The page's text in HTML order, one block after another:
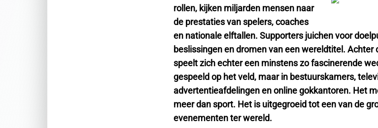
rollen, kijken miljarden mensen naar
de prestaties van spelers, coaches
en nationale elftallen. Supporters juichen voor
beslissingen en dromen van een wereldtitel.
speelt zich echter een minstens zo fascinerende
gespeeld op het veld, maar in bestuurskamers,
advertentieafdelingen en online gokkantoren. Het
meer dan sport. Het is uitgegroeid tot een van de
evenementen ter wereld.